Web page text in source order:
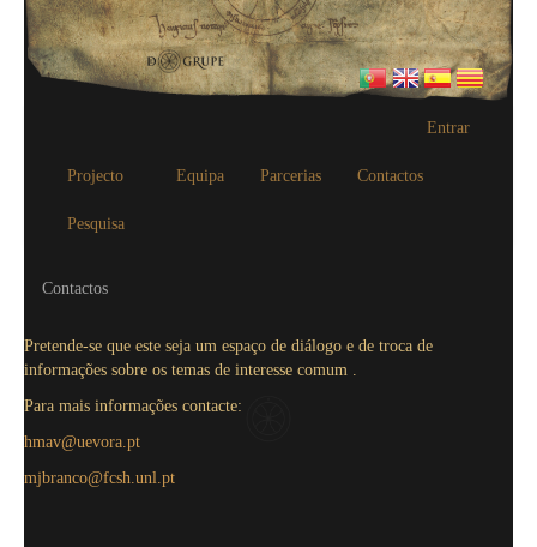
Entrar
Projecto Equipa Parcerias Contactos
Pesquisa
Contactos
Pretende-se que este seja um espaço de diálogo e de troca de
informações sobre os temas de interesse comum .
Para mais informações contacte:
hmav@uevora.pt
mjbranco@fcsh.unl.pt